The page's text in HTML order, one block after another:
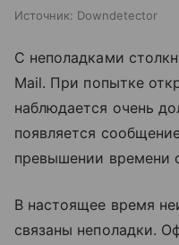
Источник: Downdetector
С неполадками
Mail. При попытке
наблюдается очень
появляется
превышении времени
В настоящее время
связаны неполадки.